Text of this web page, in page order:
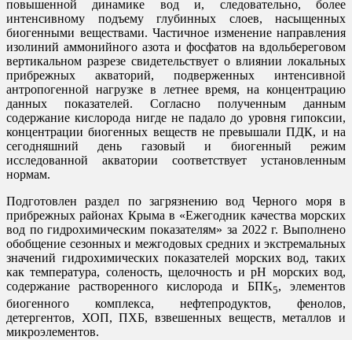
повышенной динамике вод и, следовательно, более
интенсивному подъему глубинных слоев, насыщенных
биогенными веществами. Частичное изменение направления
изолиний аммонийного азота и фосфатов на вдольбереговом
вертикальном разрезе свидетельствует о влиянии локальных
прибрежных акваторий, подверженных интенсивной
антропогенной нагрузке в летнее время, на концентрацию
данных показателей. Согласно полученным данным
содержание кислорода нигде не падало до уровня гипоксии,
концентрации биогенных веществ не превышали ПДК, и на
сегодняшний день газовый и биогенный режим
исследованной акватории соответствует установленным
нормам.
Подготовлен раздел по загрязнению вод Черного моря в
прибрежных районах Крыма в «Ежегодник качества морских
вод по гидрохимическим показателям» за 2022 г. Выполнено
обобщение сезонных и межгодовых средних и экстремальных
значений гидрохимических показателей морских вод, таких
как температура, соленость, щелочность и рН морских вод,
содержание растворенного кислорода и БПК5, элементов
биогенного комплекса, нефтепродуктов, фенолов,
детергентов, ХОП, ПХБ, взвешенных веществ, металлов и
микроэлементов.